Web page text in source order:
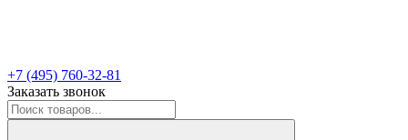
+7 (495) 760-32-81
Заказать звонок